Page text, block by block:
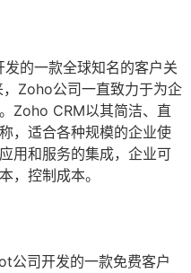
的一款全球知名的客户关
Zoho公司一直致力于为企
Zoho CRM以其简洁、直
，适合各种规模的企业使
用和服务的集成，企业可
，控制成本。
公司开发的一款免费客户